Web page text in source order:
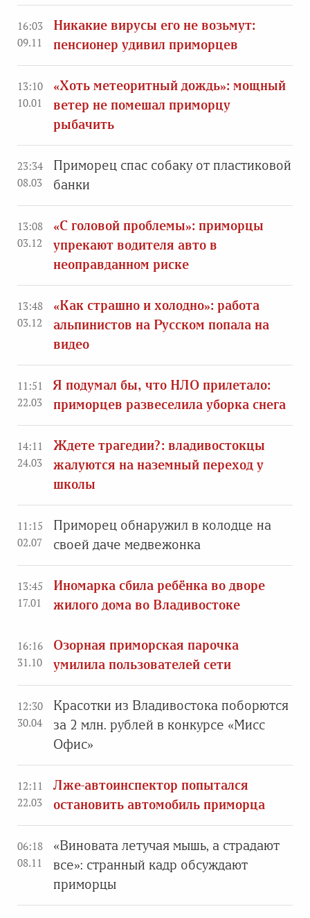
16:03
09.11
Никакие вирусы его не возьмут:
пенсионер удивил приморцев
13:10
10.01
«Хоть метеоритный дождь»: мощный
ветер не помешал приморцу
рыбачить
23:34
08.03
Приморец спас собаку от пластиковой
банки
13:08
03.12
«С головой проблемы»: приморцы
упрекают водителя авто в
неоправданном риске
13:48
03.12
«Как страшно и холодно»: работа
альпинистов на Русском попала на
видео
11:51
22.03
Я подумал бы, что НЛО прилетало:
приморцев развеселила уборка снега
14:11
24.03
Ждете трагедии?: владивостокцы
жалуются на наземный переход у
школы
11:15
02.07
Приморец обнаружил в колодце на
своей даче медвежонка
13:45
17.01
Иномарка сбила ребёнка во дворе
жилого дома во Владивостоке
16:16
31.10
Озорная приморская парочка
умилила пользователей сети
12:30
30.04
Красотки из Владивостока поборются
за 2 млн. рублей в конкурсе «Мисс
Офис»
12:11
22.03
Лже-автоинспектор попытался
остановить автомобиль приморца
06:18
08.11
«Виновата летучая мышь, а страдают
все»: странный кадр обсуждают
приморцы